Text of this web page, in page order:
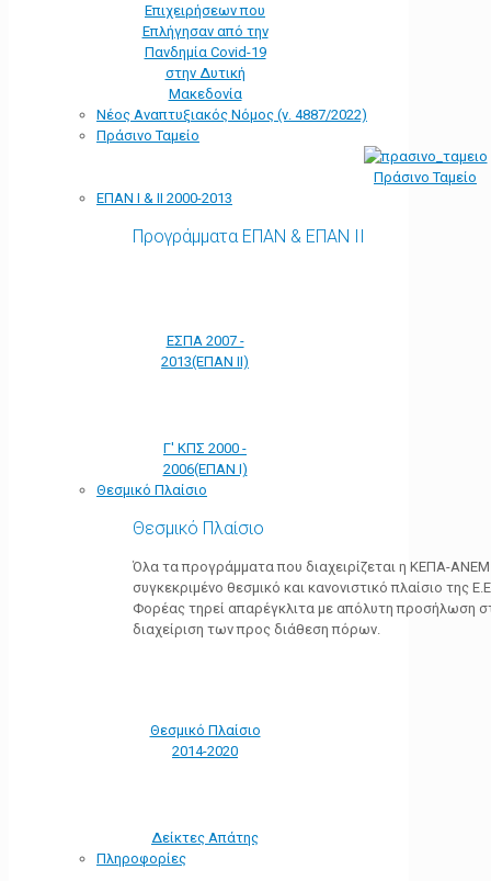
Επιχειρήσεων που
Επλήγησαν από την
Πανδημία Covid-19
στην Δυτική
Μακεδονία
Νέος Αναπτυξιακός Νόμος (ν. 4887/2022)
Πράσινο Ταμείο
Πράσινο Ταμείο
ΕΠΑΝ Ι & ΙΙ 2000-2013
Προγράμματα ΕΠΑΝ & ΕΠΑΝ ΙΙ
ΕΣΠΑ 2007 -
2013(ΕΠΑΝ ΙΙ)
Γ' ΚΠΣ 2000 -
2006(ΕΠΑΝ Ι)
Θεσμικό Πλαίσιο
Θεσμικό Πλαίσιο
Όλα τα προγράμματα που διαχειρίζεται η ΚΕΠΑ-
συγκεκριμένο θεσμικό και κανονιστικό πλαίσιο της
Φορέας τηρεί απαρέγκλιτα με απόλυτη προσήλωση
διαχείριση των προς διάθεση πόρων.
Θεσμικό Πλαίσιο
2014-2020
Δείκτες Απάτης
Πληροφορίες